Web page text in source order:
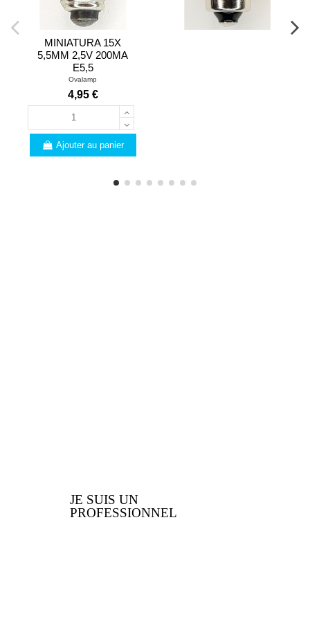
MINIATURA 15X
5,5MM 2,5V 200MA
E5,5
Ovalamp
4,95 €
Ajouter au panier
JE SUIS UN
PROFESSIONNEL